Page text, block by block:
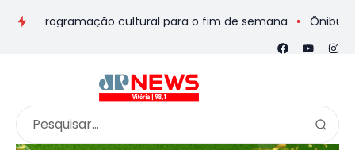
e programação cultural para o fim de semana Ônibus de